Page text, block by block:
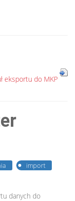
eksportu do MKP
import
danych do